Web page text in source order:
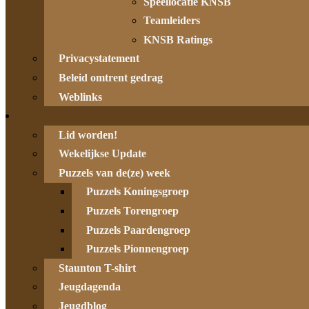
Teamleiders
KNSB Ratings
Privacystatement
Beleid omtrent gedrag
Weblinks
Lid worden!
Wekelijkse Update
Puzzels van de(ze) week
Puzzels Koningsgroep
Puzzels Torengroep
Puzzels Paardengroep
Puzzels Pionnengroep
Staunton T-shirt
Jeugdagenda
Jeugdblog